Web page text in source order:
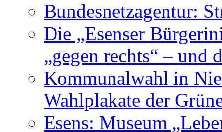
Bundesnetzagentur:
Die „Esenser
„gegen rechts“ – und
Kommunalwahl in
Wahlplakate der
Esens: Museum